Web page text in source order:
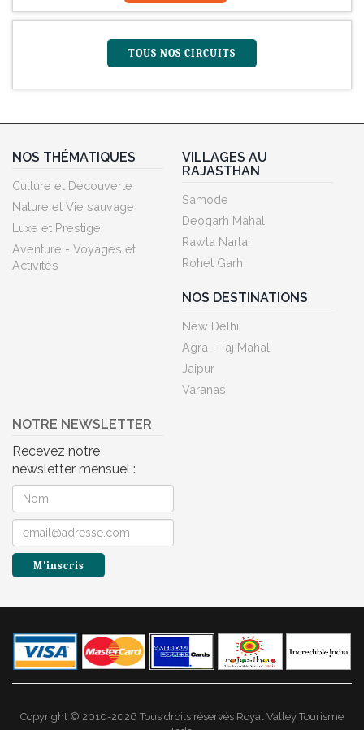
TOUS NOS CIRCUITS
NOS THÉMATIQUES
Culture et Découverte
Nature et Vie sauvage
Luxe et Prestige
Aventure - Voyages et
Activités
VILLAGES AU
RAJASTHAN
Samode
Deogarh Mahal
Rawla Narlai
Rohet Garh
NOS DESTINATIONS
New Delhi
Agra - Taj Mahal
Jaipur
Varanasi
NOTRE NEWSLETTER
Recevez notre
newsletter mensuel :
Copyright © 2010-2026 Tous droits réservés Royal Valley Tourisme